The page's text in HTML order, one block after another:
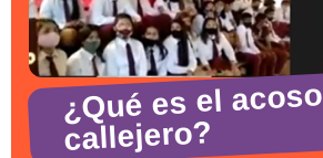
¿Qué es el acoso
callejero?